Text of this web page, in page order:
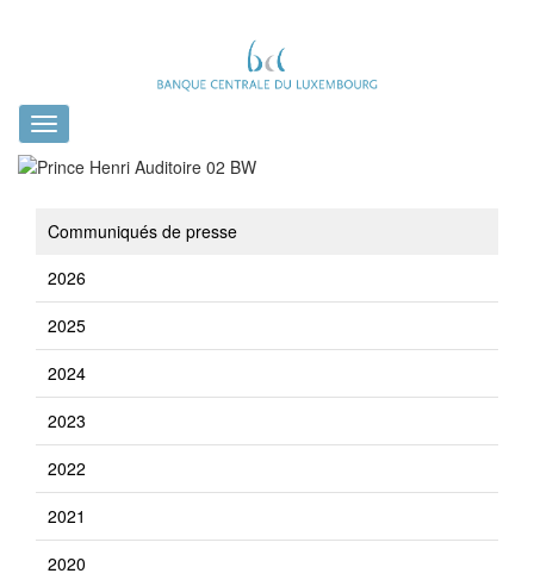
Toggle
navigation
Communiqués de presse
2026
2025
2024
2023
2022
2021
2020